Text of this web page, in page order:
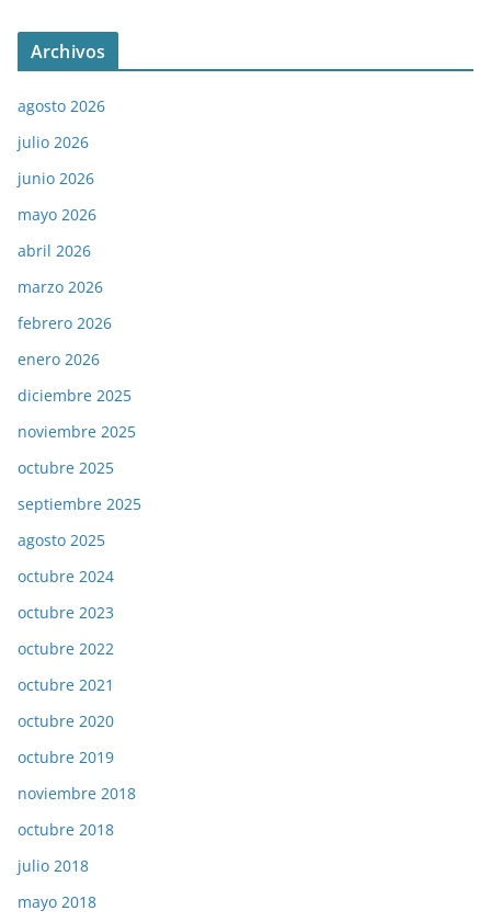
Archivos
agosto 2026
julio 2026
junio 2026
mayo 2026
abril 2026
marzo 2026
febrero 2026
enero 2026
diciembre 2025
noviembre 2025
octubre 2025
septiembre 2025
agosto 2025
octubre 2024
octubre 2023
octubre 2022
octubre 2021
octubre 2020
octubre 2019
noviembre 2018
octubre 2018
julio 2018
mayo 2018